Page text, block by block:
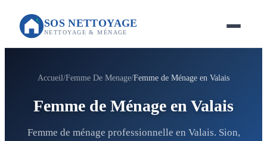
SOS NETTOYAGE
NETTOYAGE & MÉNAGE
Accueil Femme De Menage Femme de Ménage en Valais
Femme de Ménage en Valais
Femme de ménage professionnelle en Valais. Sion,